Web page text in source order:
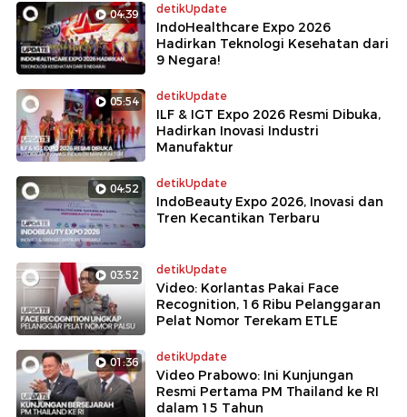
04:39 detikUpdate
IndoHealthcare Expo 2026
Hadirkan Teknologi Kesehatan dari
9 Negara!
05:54 detikUpdate
ILF & IGT Expo 2026 Resmi Dibuka,
Hadirkan Inovasi Industri
Manufaktur
04:52 detikUpdate
IndoBeauty Expo 2026, Inovasi dan
Tren Kecantikan Terbaru
03:52 detikUpdate
Video: Korlantas Pakai Face
Recognition, 16 Ribu Pelanggaran
Pelat Nomor Terekam ETLE
01:36 detikUpdate
Video Prabowo: Ini Kunjungan
Resmi Pertama PM Thailand ke RI
dalam 15 Tahun